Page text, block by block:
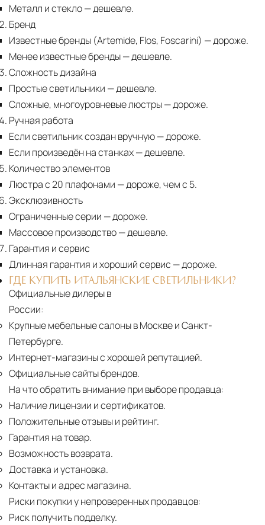
Металл и стекло— дешевле.
Бренд
Известные бренды (Artemide, Flos, Foscarini) — дороже.
Менее известные бренды— дешевле.
Сложность дизайна
Простые светильники — дешевле.
Сложные, многоуровневые люстры— дороже.
Ручная работа
Если светильник создан вручную— дороже.
Если произведён на станках— дешевле.
Количество элементов
Люстра с 20 плафонами — дороже, чем с 5.
Эксклюзивность
Ограниченные серии — дороже.
Массовое производство— дешевле.
Гарантия и сервис
Длинная гарантия и хороший сервис — дороже.
ГДЕ КУПИТЬ ИТАЛЬЯНСКИЕ СВЕТИЛЬНИКИ?
Официальные дилеры в
России:
Крупные мебельные салоны в Москве и Санкт-
Петербурге.
Интернет-магазины с хорошей репутацией.
Официальные сайты брендов.
На что обратить внимание при выборе продавца:
Наличие лицензии и сертификатов.
Положительные отзывы и рейтинг.
Гарантия на товар.
Возможность возврата.
Доставка и установка.
Контакты и адрес магазина.
Риски покупки у непроверенных продавцов:
Риск получить подделку.